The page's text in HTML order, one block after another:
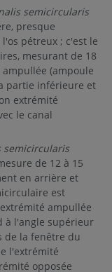
semicircularis
presque
pétreux ; c'est le
mesurant de 18
(ampoule
partie inférieure et
extrémité
le canal
semicircularis
de 12 à 15
en arrière et
est
ampullée
à l'angle supérieur
de la fenêtre du
l'extrémité
opposée